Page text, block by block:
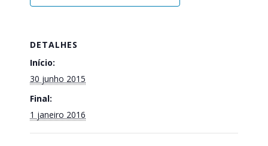
DETALHES
Início:
30 junho 2015
Final:
1 janeiro 2016